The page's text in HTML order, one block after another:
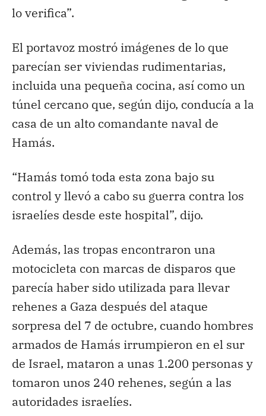
lo verifica”.
El portavoz mostró imágenes de lo que
parecían ser viviendas rudimentarias,
incluida una pequeña cocina, así como un
túnel cercano que, según dijo, conducía a la
casa de un alto comandante naval de
Hamás.
“Hamás tomó toda esta zona bajo su
control y llevó a cabo su guerra contra los
israelíes desde este hospital”, dijo.
Además, las tropas encontraron una
motocicleta con marcas de disparos que
parecía haber sido utilizada para llevar
rehenes a Gaza después del ataque
sorpresa del 7 de octubre, cuando hombres
armados de Hamás irrumpieron en el sur
de Israel, mataron a unas 1.200 personas y
tomaron unos 240 rehenes, según a las
autoridades israelíes.